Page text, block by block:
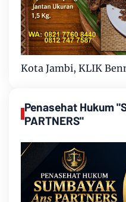
Kota Jambi, KLIK
Penasehat Hukum
PARTNERS"